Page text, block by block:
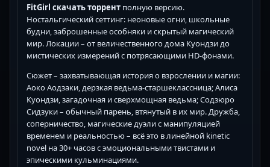
FitGirl скачать торрент полную версию.
Ностальгический сеттинг: неоновые огни, школьные
будни, заброшенные особняки и скрытый магический
мир. Локации – от величественного дома Куондзи до
мистических измерений с потрясающими HD-фонами.
Сюжет – захватывающая история о взрослении и магии:
Аоко Аодзаки, дерзкая ведьма-старшеклассница; Алиса
Куондзи, загадочная и сверхмощная ведьма; Содзюро
Сидзуки – обычный парень, втянутый в их мир. Дружба,
соперничество, магические дуэли с манипуляцией
временем и реальностью – всё это в линейной kinetic
novel на 30+ часов с эмоциональными твистами и
эпическими кульминациями.